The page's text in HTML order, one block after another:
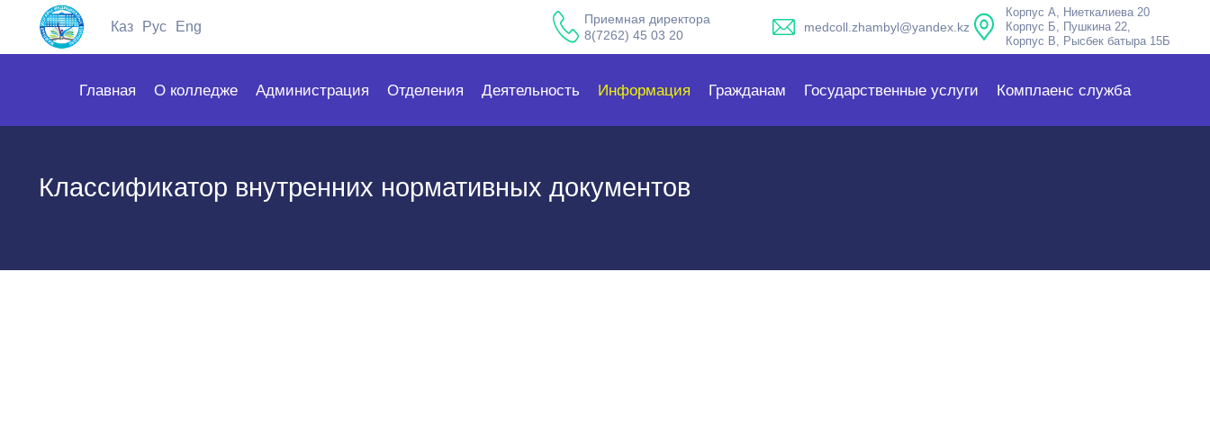
Каз Рус Eng
Приемная директора
8(7262) 45 03 20
medcoll.zhambyl@yandex.kz
Корпус А, Ниеткалиева 20
Корпус Б, Пушкина 22,
Корпус В, Рысбек батыра 15Б
Главная О колледже Администрация Отделения Деятельность Информация Гражданам Государственные услуги Комплаенс служба
Классификатор внутренних нормативных документов